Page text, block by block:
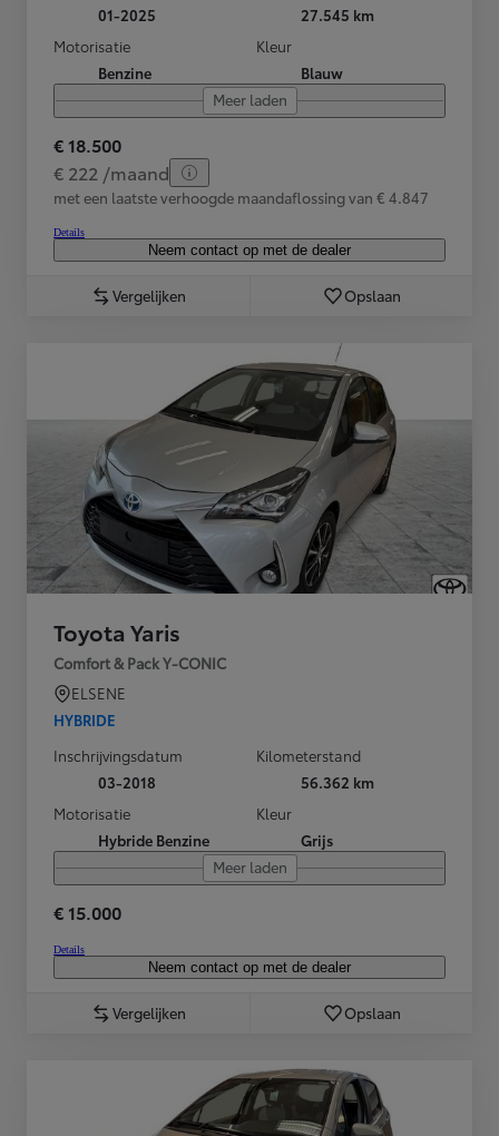
01-2025
27.545 km
Motorisatie
Benzine
Kleur
Blauw
Meer laden
€ 18.500
€ 222 /maand
met een laatste verhoogde maandaflossing van € 4.847
Details
Neem contact op met de dealer
Vergelijken Opslaan
Toyota Yaris
Comfort & Pack Y-CONIC
ELSENE
HYBRIDE
Inschrijvingsdatum
03-2018
Kilometerstand
56.362 km
Motorisatie
Hybride Benzine
Kleur
Grijs
Meer laden
€ 15.000
Details
Neem contact op met de dealer
Vergelijken Opslaan